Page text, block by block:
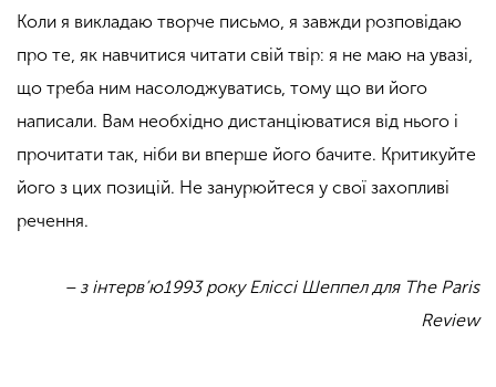
Коли я викладаю творче письмо, я завжди розповідаю
про те, як навчитися читати свій твір: я не маю на увазі,
що треба ним насолоджуватись, тому що ви його
написали. Вам необхідно дистанціюватися від нього і
прочитати так, ніби ви вперше його бачите. Критикуйте
його з цих позицій. Не занурюйтеся у свої захопливі
речення.
– з інтерв’ю1993 року Еліссі Шеппел для The Paris
Review